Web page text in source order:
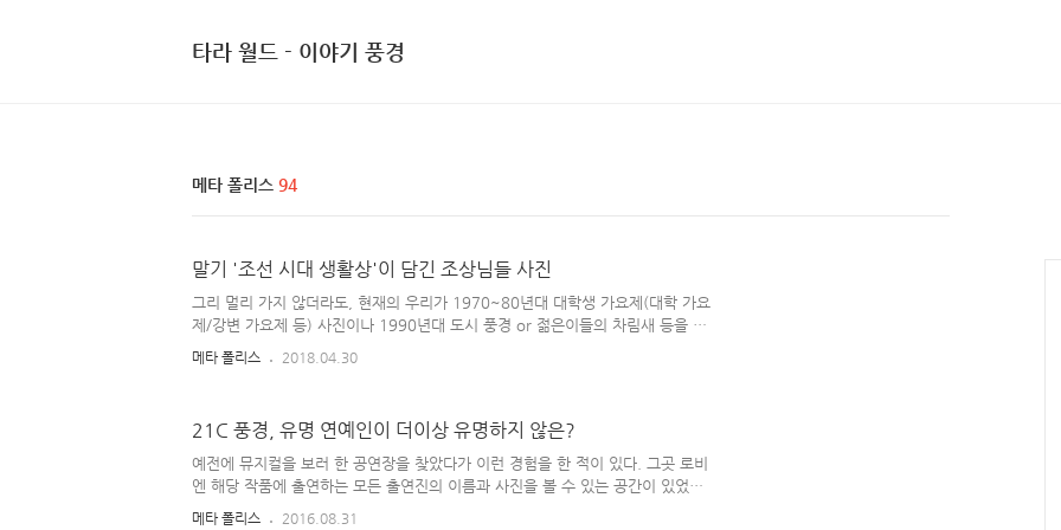
타라 월드 - 이야기 풍경
메타 폴리스 94
말기 '조선 시대 생활상'이 담긴 조상님들 사진
그리 멀리 가지 않더라도, 현재의 우리가 1970~80년대 대학생 가요제(대학 가요
제/강변 가요제 등) 사진이나 1990년대 도시 풍경 or 젊은이들의 차림새 등을 담
은 사진들 보면 '현재'와 많이 다르다는 걸 알 수 있다. '저 때는 저런 헤어 스타일
이 유행이었네? 기차역 풍경이 지금이랑 많이 다르구나~' 등을 느끼며... 조금 더
통 수단, 생활상 등이 현저하게 다르니 말이다. 앞으로 100년 뒤의 사람들이 '현재
(2010년대)'의 우리 모습을 담은 사진들을 보게 된다면, 이 비슷한 감정을 느끼게
될까? [ '사진'을 통해, 100여 년 ..
메타 폴리스 2018.04.30
21C 풍경, 유명 연예인이 더이상 유명하지 않은?
예전에 뮤지컬을 보러 한 공연장을 찾았다가 이런 경험을 한 적이 있다. 그곳 로비
엔 해당 작품에 출연하는 모든 출연진의 이름과 사진을 볼 수 있는 공간이 있었고
유명 연예인도 끼어 있었는데, 나와 동행한 지인이 그 연예인이 누군지 모르겠다고
메타 폴리스 2016.08.31